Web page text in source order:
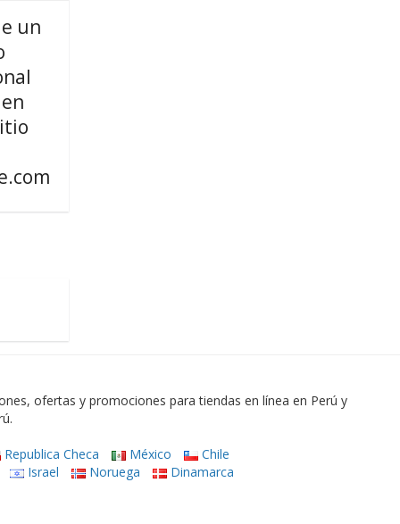
un
ofertas y promociones para tiendas en línea en Perú y
Republica Checa México
Chile
Israel Noruega
Dinamarca